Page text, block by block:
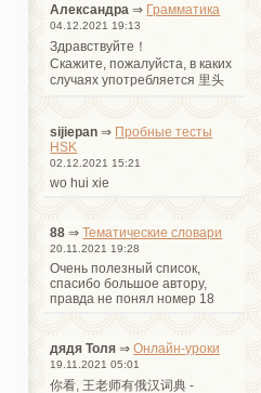
Александра ⇒ Грамматика
04.12.2021 19:13
Здравствуйте！
Cкажите, пожалуйста, в каких
случаях употребляется 里头
sijiepan ⇒ Пробные тесты
HSK
02.12.2021 15:21
wo hui xie
88 ⇒Тематические словари
20.11.2021 19:28
Очень полезный список,
спасибо большое автору,
правда не понял номер 18
дядя Толя ⇒Онлайн-уроки
19.11.2021 05:01
你看, 王老师有俄汉词典 -